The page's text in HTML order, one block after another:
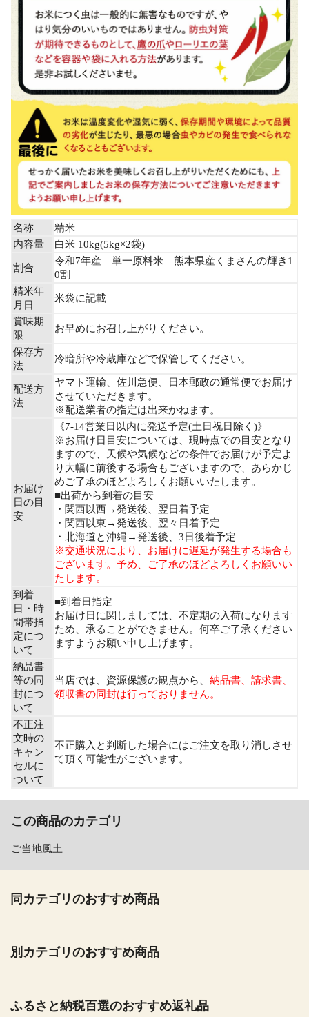
名称
精米
内容量
白米 10kg(5kg×2袋)
割合
令和7年産 単一原料米 熊本県産くまさんの輝き1
0割
精米年
月日
米袋に記載
賞味期
限
お早めにお召し上がりください。
保存方
法
冷暗所や冷蔵庫などで保管してください。
配送方
法
ヤマト運輸、佐川急便、日本郵政の通常便でお届け
させていただきます。
※配送業者の指定は出来かねます。
お届け
日の目
安
《7-14営業日以内に発送予定(土日祝日除く)》
※お届け日目安については、現時点での目安となり
ますので、天候や気候などの条件でお届けが予定よ
り大幅に前後する場合もございますので、あらかじ
めご了承のほどよろしくお願いいたします。
■出荷から到着の目安
・関西以西→発送後、翌日着予定
・関西以東→発送後、翌々日着予定
・北海道と沖縄→発送後、3日後着予定
※交通状況により、お届けに遅延が発生する場合も
ございます。予め、ご了承のほどよろしくお願いい
たします。
到着
日・時
間帯指
定につ
いて
■到着日指定
お届け日に関しましては、不定期の入荷になります
ため、承ることができません。何卒ご了承ください
ますようお願い申し上げます。
納品書
等の同
封につ
いて
当店では、資源保護の観点から、 納品書、請求書、
領収書の同封は行っておりません。
不正注
文時の
キャン
セルに
ついて
不正購入と判断した場合にはご注文を取り消しさせ
て頂く可能性がございます。
この商品のカテゴリ
ご当地風土
同カテゴリのおすすめ商品
別カテゴリのおすすめ商品
ふるさと納税百選のおすすめ返礼品